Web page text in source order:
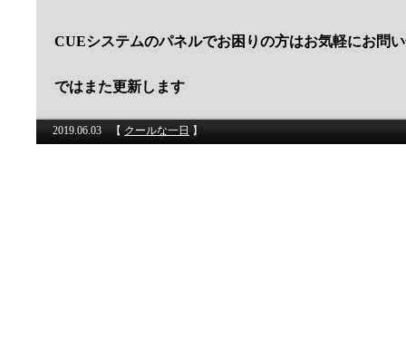
CUEシステムのパネルでお困りの方はお気軽にお問
ではまた更新します
2019.06.03 【 クールな一日 】